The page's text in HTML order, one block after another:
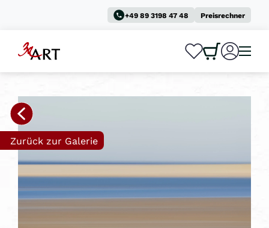
+49 89 3198 47 48 Preisrechner
0
Zurück zur Galerie